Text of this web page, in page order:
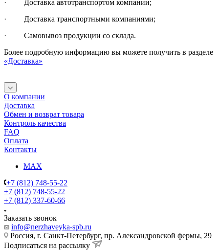
· Доставка автотранспортом компании;
· Доставка транспортными компаниями;
· Самовывоз продукции со склада.
Более подробную информацию вы можете получить в разделе
«Доставка»
О компании
Доставка
Обмен и возврат товара
Контроль качества
FAQ
Оплата
Контакты
MAX
+7 (812) 748-55-22
+7 (812) 748-55-22
+7 (812) 337-60-66
Заказать звонок
info@nerzhaveyka-spb.ru
Россия, г. Санкт-Петербург, пр. Александровской фермы, 29
Подписаться на рассылку